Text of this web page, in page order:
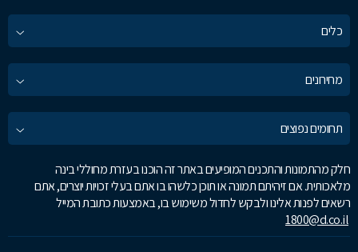
כלים
מחירונים
תחומים נפוצים
חלק מהתמונות והתכנים המופיעים באתר זה הוכנו בעזרת מחוללי בינה
מלאכותית. אם זיהיתם תמונה או תוכן כלשהו בו אתם בעלי זכויות יוצרים, אתם
רשאים לפנות אלינו ולבקש לחדול משימוש בו, באמצעות כתובת המייל
1800@d.co.il